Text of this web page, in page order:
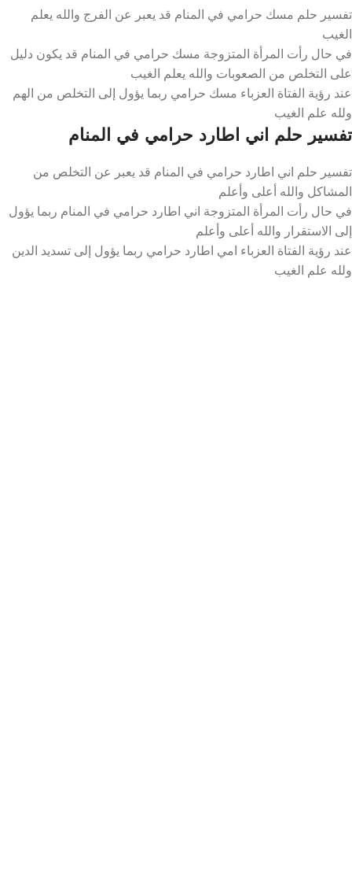
تفسير حلم مسك حرامي في المنام قد يعبر عن الفرج والله يعلم
الغيب
في حال رأت المرأة المتزوجة مسك حرامي في المنام قد يكون دليل
على التخلص من الصعوبات والله يعلم الغيب
عند رؤية الفتاة العزباء مسك حرامي ربما يؤول إلى التخلص من الهم
ولله علم الغيب
تفسير حلم اني اطارد حرامي في المنام
تفسير حلم اني اطارد حرامي في المنام قد يعبر عن التخلص من
المشاكل والله أعلى وأعلم
في حال رأت المرأة المتزوجة اني اطارد حرامي في المنام ربما يؤول
إلى الاستقرار والله أعلى وأعلم
عند رؤية الفتاة العزباء امي اطارد حرامي ربما يؤول إلى تسديد الدين
ولله علم الغيب